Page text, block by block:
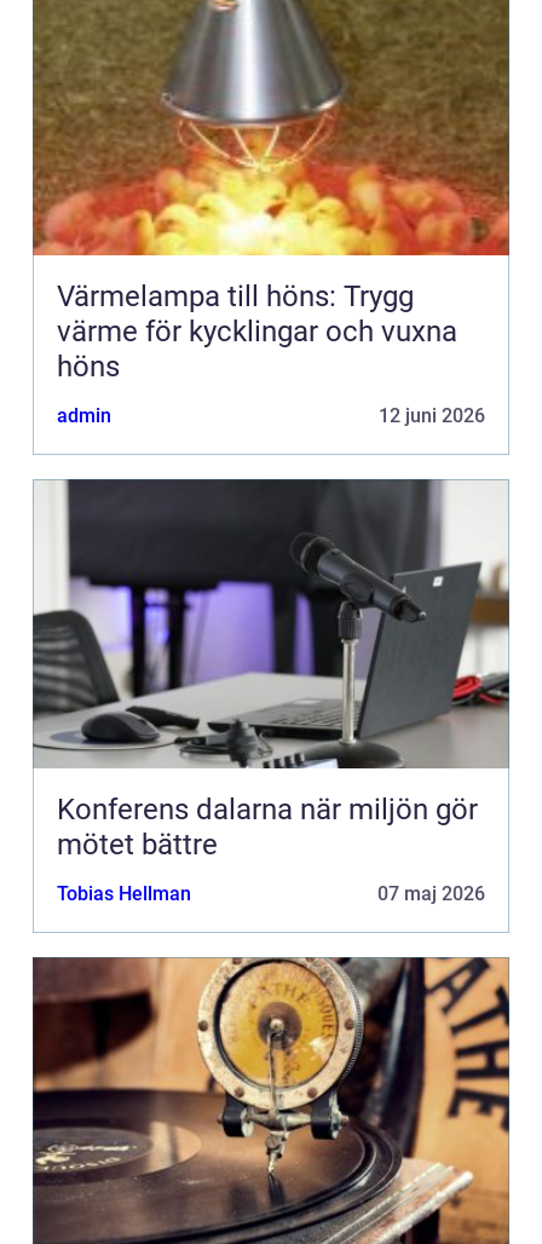
Värmelampa till höns: Trygg
värme för kycklingar och vuxna
höns
admin 12 juni 2026
Konferens dalarna när miljön gör
mötet bättre
Tobias Hellman 07 maj 2026